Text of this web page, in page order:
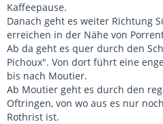
Kaffeepause.
Danach geht es weiter Richtung
erreichen in der Nähe von
Ab da geht es quer durch den
Pichoux". Von dort führt eine
bis nach Moutier.
Ab Moutier geht es durch den
Oftringen, von wo aus es nur
Rothrist ist.